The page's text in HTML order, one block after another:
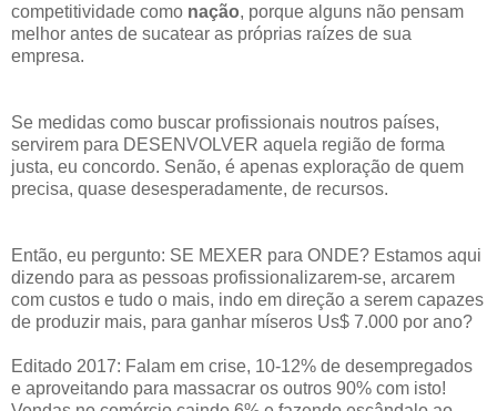
competitividade como nação, porque alguns não pensam
melhor antes de sucatear as próprias raízes de sua
empresa.
Se medidas como buscar profissionais noutros países,
servirem para DESENVOLVER aquela região de forma
justa, eu concordo. Senão, é apenas exploração de quem
precisa, quase desesperadamente, de recursos.
Então, eu pergunto: SE MEXER para ONDE? Estamos aqui
dizendo para as pessoas profissionalizarem-se, arcarem
com custos e tudo o mais, indo em direção a serem capazes
de produzir mais, para ganhar míseros Us$ 7.000 por ano?
Editado 2017: Falam em crise, 10-12% de desempregados
e aproveitando para massacrar os outros 90% com isto!